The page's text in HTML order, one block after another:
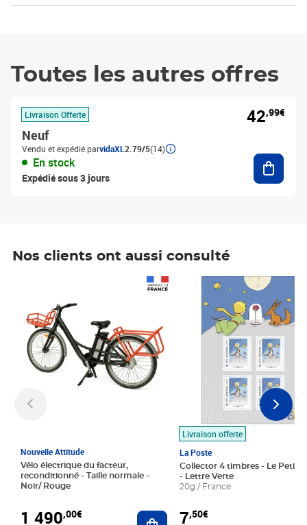
Toutes les autres offres
Livraison Offerte
Neuf
Vendu et expédié parvidaXL 2.79/5(14)
En stock
Expédié sous 3 jours
42,99€
Nos clients ont aussi consulté
Nouvelle Attitude
Vélo électrique du facteur,
reconditionné - Taille normale -
Noir/ Rouge
1 490,00€ Ajouter au panier
Livraison offerte
La Poste
Collector 4 timbres - Le Petit
- Lettre Verte
20g / France
7,50€
Prix 7,50€